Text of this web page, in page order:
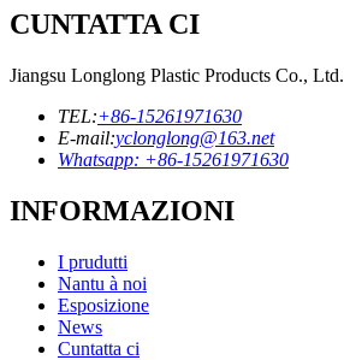
CUNTATTA CI
Jiangsu Longlong Plastic Products Co., Ltd.
TEL:+86-15261971630
E-mail:yclonglong@163.net
Whatsapp: +86-15261971630
INFORMAZIONI
I prudutti
Nantu à noi
Esposizione
News
Cuntatta ci